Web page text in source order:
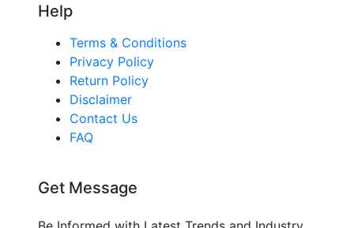
Help
Terms & Conditions
Privacy Policy
Return Policy
Disclaimer
Contact Us
FAQ
Get Message